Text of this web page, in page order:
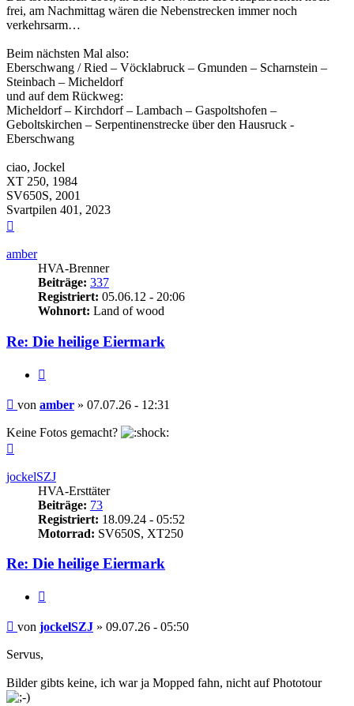
frei, am Nachmittag wären die Nebenstrecken immer noch
verkehrsarm…
Beim nächsten Mal also:
Eberschwang / Ried – Vöcklabruck – Gmunden – Scharnstein –
Steinbach – Micheldorf
und auf dem Rückweg:
Micheldorf – Kirchdorf – Lambach – Gaspoltshofen –
Geboltskirchen – Serpentinenstrecke über den Hausruck -
Eberschwang
ciao, Jockel
XT 250, 1984
SV650S, 2001
Svartpilen 401, 2023
amber
HVA-Brenner
Beiträge: 337
Registriert: 05.06.12 - 20:06
Wohnort: Land of wood
Re: Die heilige Eiermark
Beitrag
von amber » 07.07.26 - 12:31
Keine Fotos gemacht?
jockelSZJ
HVA-Ersttäter
Beiträge: 73
Registriert: 18.09.24 - 05:52
Motorrad: SV650S, XT250
Re: Die heilige Eiermark
Beitrag
von jockelSZJ » 09.07.26 - 05:50
Servus,
Bilder gibts keine, ich war ja Mopped fahn, nicht auf Phototour